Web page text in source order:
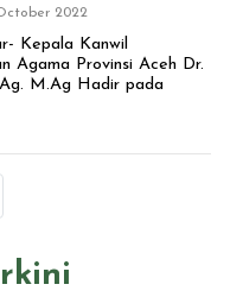
2022
Kepala Kanwil
Agama Provinsi Aceh Dr.
M.Ag Hadir pada